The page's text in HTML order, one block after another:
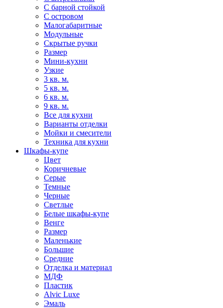
С барной стойкой
С островом
Малогабаритные
Модульные
Скрытые ручки
Размер
Мини-кухни
Узкие
3 кв. м.
5 кв. м.
6 кв. м.
9 кв. м.
Все для кухни
Варианты отделки
Мойки и смесители
Техника для кухни
Шкафы-купе
Цвет
Коричневые
Серые
Темные
Черные
Светлые
Белые шкафы-купе
Венге
Размер
Маленькие
Большие
Средние
Отделка и материал
МДФ
Пластик
Alvic Luxe
Эмаль